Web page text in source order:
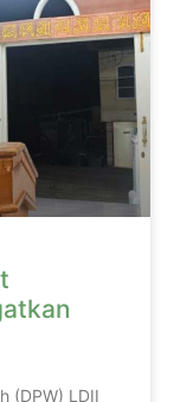
(DPW) LDII